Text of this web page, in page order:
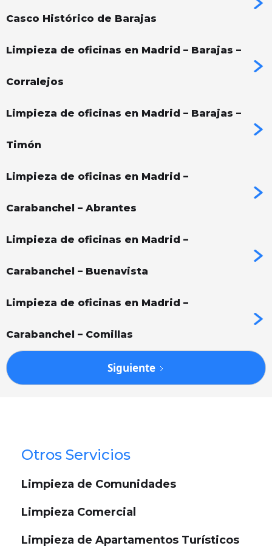
Casco Histórico de Barajas
Limpieza de oficinas en Madrid – Barajas –
Corralejos
Limpieza de oficinas en Madrid – Barajas –
Timón
Limpieza de oficinas en Madrid –
Carabanchel – Abrantes
Limpieza de oficinas en Madrid –
Carabanchel – Buenavista
Limpieza de oficinas en Madrid –
Carabanchel – Comillas
Siguiente
Otros Servicios
Limpieza de Comunidades
Limpieza Comercial
Limpieza de Apartamentos Turísticos